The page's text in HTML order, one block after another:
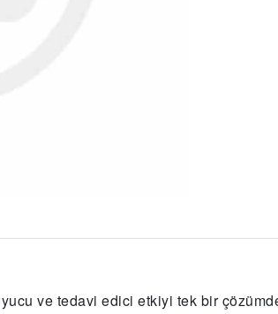
ve tedavi edici etkiyi tek bir